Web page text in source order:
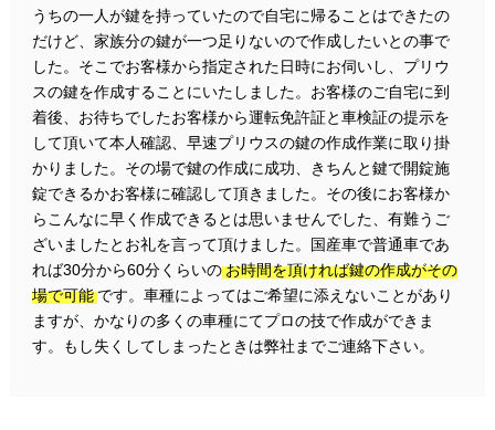
うちの一人が鍵を持っていたので自宅に帰ることはできたの
だけど、家族分の鍵が一つ足りないので作成したいとの事で
した。そこでお客様から指定された日時にお伺いし、プリウ
スの鍵を作成することにいたしました。お客様のご自宅に到
着後、お待ちでしたお客様から運転免許証と車検証の提示を
して頂いて本人確認、早速プリウスの鍵の作成作業に取り掛
かりました。その場で鍵の作成に成功、きちんと鍵で開錠施
錠できるかお客様に確認して頂きました。その後にお客様か
らこんなに早く作成できるとは思いませんでした、有難うご
ざいましたとお礼を言って頂けました。国産車で普通車であ
れば30分から60分くらいのお時間を頂ければ鍵の作成がその
場で可能です。車種によってはご希望に添えないことがあり
ますが、かなりの多くの車種にてプロの技で作成ができま
す。もし失くしてしまったときは弊社までご連絡下さい。